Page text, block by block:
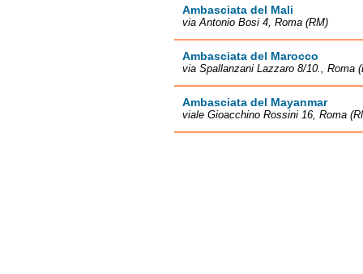
Ambasciata del Mali
via Antonio Bosi 4, Roma (RM)
Ambasciata del Marocco
via Spallanzani Lazzaro 8/10., Roma
Ambasciata del Mayanmar
viale Gioacchino Rossini 16, Roma